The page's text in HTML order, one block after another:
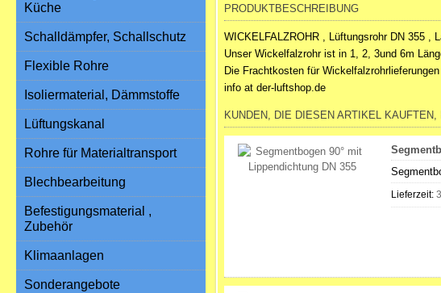
PRODUKTBESCHREIBUNG
WICKELFALZROHR , Lüftungsrohr DN 355 ,
Unser Wickelfalzrohr ist in 1, 2, 3und 6m
Die Frachtkosten für
info at der-luftshop.de
KUNDEN, DIE DIESEN ARTIKEL
Lieferzeit:
Küche
Schalldämpfer, Schallschutz
Flexible Rohre
Isoliermaterial, Dämmstoffe
Lüftungskanal
Rohre für Materialtransport
Blechbearbeitung
Befestigungsmaterial ,
Zubehör
Klimaanlagen
Sonderangebote